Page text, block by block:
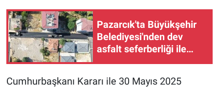
Pazarcık'ta Büyükşehir
Belediyesi'nden dev
asfalt seferberliği ile
Cumhurbaşkanı Kararı ile 30 Mayıs 2025
BİLİM VE TEKNOLOJİ
Güvenlik